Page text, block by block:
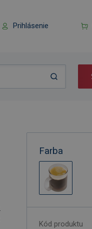
Prihlásenie
Farba
Kód produktu